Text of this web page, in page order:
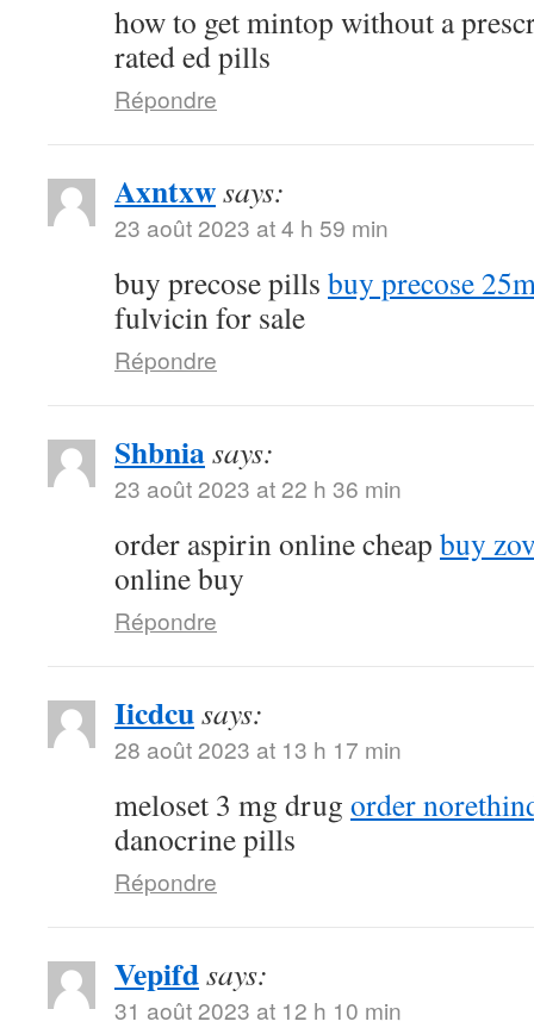
how to get mintop without a
rated ed pills
Répondre
Axntxwsays:
23 août 2023 at 4 h 59 min
buy precose pills buy precose
fulvicin for sale
Répondre
Shbniasays:
23 août 2023 at 22 h 36 min
order aspirin online cheap buy
online buy
Répondre
Iicdcusays:
28 août 2023 at 13 h 17 min
meloset 3 mg drug order
danocrine pills
Répondre
Vepifdsays:
31 août 2023 at 12 h 10 min